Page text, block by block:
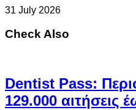
31 July 2026
Check Also
Dentist Pass:
129.000 αιτήσεις